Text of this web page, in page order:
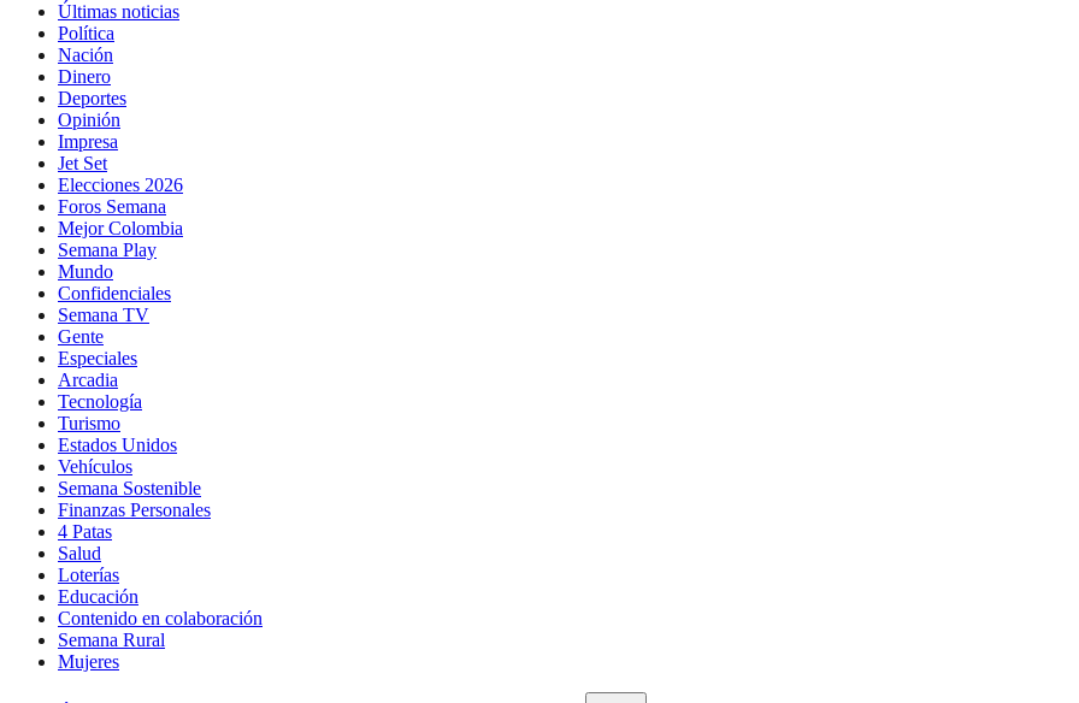
Últimas noticias
Política
Nación
Dinero
Deportes
Opinión
Impresa
Jet Set
Elecciones 2026
Foros Semana
Mejor Colombia
Semana Play
Mundo
Confidenciales
Semana TV
Gente
Especiales
Arcadia
Tecnología
Turismo
Estados Unidos
Vehículos
Semana Sostenible
Finanzas Personales
4 Patas
Salud
Loterías
Educación
Contenido en colaboración
Semana Rural
Mujeres